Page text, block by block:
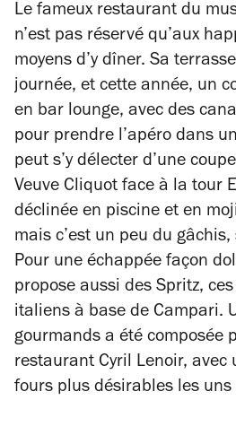
Le fameux restaurant du
n’est pas réservé qu’aux
moyens d’y dîner. Sa
journée, et cette année, un
en bar lounge, avec des
pour prendre l’apéro dans
peut s’y délecter d’une
Veuve Cliquot face à la tour
déclinée en piscine et en
mais c’est un peu du gâchis,
Pour une échappée façon
propose aussi des Spritz,
italiens à base de Campari.
gourmands a été composée
restaurant Cyril Lenoir, avec
fours plus désirables les uns